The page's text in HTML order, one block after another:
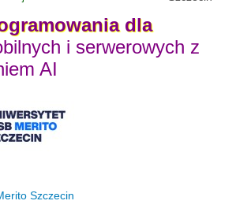
dla
i serwerowych z
AI
Szczecin